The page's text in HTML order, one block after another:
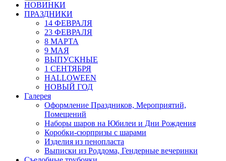
НОВИНКИ
ПРАЗДНИКИ
14 ФЕВРАЛЯ
23 ФЕВРАЛЯ
8 МАРТА
9 МАЯ
ВЫПУСКНЫЕ
1 СЕНТЯБРЯ
HALLOWEEN
НОВЫЙ ГОД
Галерея
Оформление Праздников, Мероприятий,
Помещений
Наборы шаров на Юбилеи и Дни Рождения
Коробки-сюрпризы с шарами
Изделия из пенопласта
Выписки из Роддома, Гендерные вечеринки